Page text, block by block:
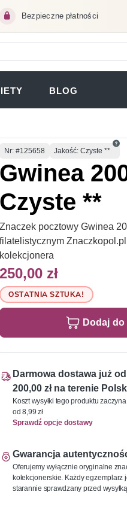
Bezpieczne płatności
BLOG
Numer
Nr: #125658 Jakość: Czyste **
Gwinea
Czyste **
Znaczek pocztowy Gwinea
filatelistycznym
kolekcjonera
250,00 zł
OSTATNIA SZTUKA!
Dodaj
Darmowa dostawa już od
200,00 zł na terenie
Koszt wysyłki tego produktu
od 8,99 zł
Sprawdź opcje dostawy
Gwarancja
Oferujemy wyłącznie oryginalne
kolekcjonerskie. Każdy egzemplarz
starannie sprawdzany przed wysyłką.